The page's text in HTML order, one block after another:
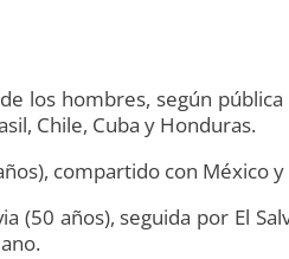
los hombres, según
Chile, Cuba y Honduras.
compartido con México
años), seguida por El